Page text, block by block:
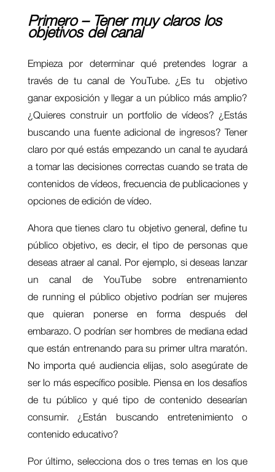
Primero – Tener muy claros los
objetivos del canal
Empieza por determinar qué pretendes lograr a
través de tu canal de YouTube. ¿Es tu objetivo
ganar exposición y llegar a un público más amplio?
¿Quieres construir un portfolio de vídeos? ¿Estás
buscando una fuente adicional de ingresos? Tener
claro por qué estás empezando un canal te ayudará
a tomar las decisiones correctas cuando se trata de
contenidos de vídeos, frecuencia de publicaciones y
opciones de edición de vídeo.
Ahora que tienes claro tu objetivo general, define tu
público objetivo, es decir, el tipo de personas que
deseas atraer al canal. Por ejemplo, si deseas lanzar
un canal de YouTube sobre entrenamiento
de running el público objetivo podrían ser mujeres
que quieran ponerse en forma después del
embarazo. O podrían ser hombres de mediana edad
que están entrenando para su primer ultra maratón.
No importa qué audiencia elijas, solo asegúrate de
ser lo más específico posible. Piensa en los desafíos
de tu público y qué tipo de contenido desearían
consumir. ¿Están buscando entretenimiento o
contenido educativo?
Por último, selecciona dos o tres temas en los que